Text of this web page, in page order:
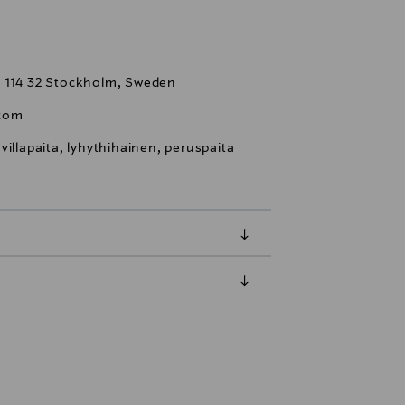
32 Stockholm, Sweden
lyhythihainen, peruspaita